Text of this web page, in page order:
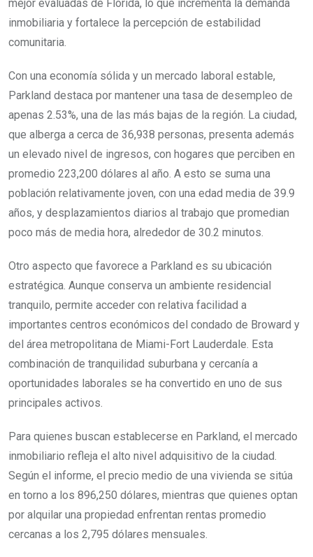
mejor evaluadas de Florida, lo que incrementa la demanda
inmobiliaria y fortalece la percepción de estabilidad
comunitaria.
Con una economía sólida y un mercado laboral estable,
Parkland destaca por mantener una tasa de desempleo de
apenas 2.53%, una de las más bajas de la región. La ciudad,
que alberga a cerca de 36,938 personas, presenta además
un elevado nivel de ingresos, con hogares que perciben en
promedio 223,200 dólares al año. A esto se suma una
población relativamente joven, con una edad media de 39.9
años, y desplazamientos diarios al trabajo que promedian
poco más de media hora, alrededor de 30.2 minutos.
Otro aspecto que favorece a Parkland es su ubicación
estratégica. Aunque conserva un ambiente residencial
tranquilo, permite acceder con relativa facilidad a
importantes centros económicos del condado de Broward y
del área metropolitana de Miami-Fort Lauderdale. Esta
combinación de tranquilidad suburbana y cercanía a
oportunidades laborales se ha convertido en uno de sus
principales activos.
Para quienes buscan establecerse en Parkland, el mercado
inmobiliario refleja el alto nivel adquisitivo de la ciudad.
Según el informe, el precio medio de una vivienda se sitúa
en torno a los 896,250 dólares, mientras que quienes optan
por alquilar una propiedad enfrentan rentas promedio
cercanas a los 2,795 dólares mensuales.